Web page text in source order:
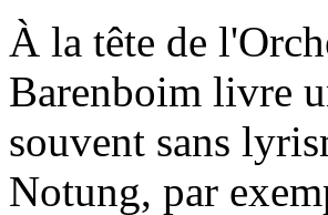
À la tête de
Barenboim livre
souvent sans
Notung, par